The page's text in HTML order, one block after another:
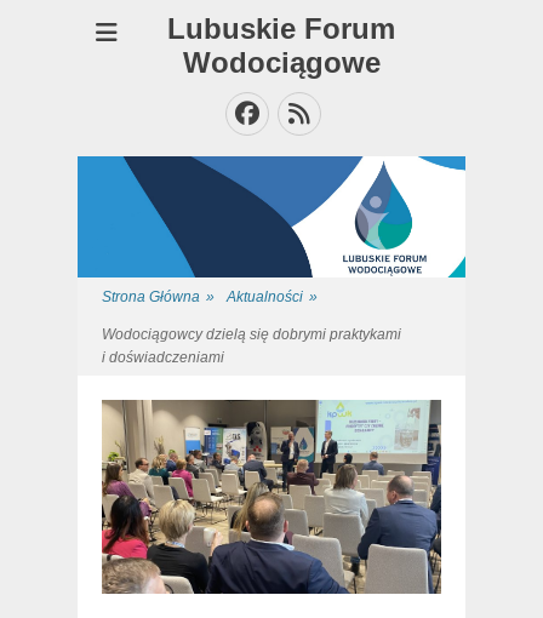
Lubuskie Forum
Wodociągowe
Facebook
Feed
Strona Główna » Aktualności »
Wodociągowcy dzielą się dobrymi praktykami
i doświadczeniami